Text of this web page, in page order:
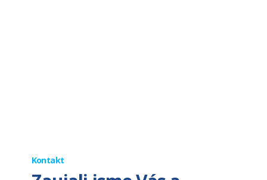
Kontakt